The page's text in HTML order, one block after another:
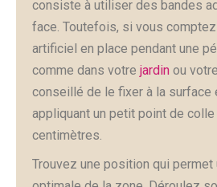
consiste à utiliser des bandes
face. Toutefois, si vous
artificiel en place pendant une
comme dans votre jardin ou votre
conseillé de le fixer à la surface
appliquant un petit point de
centimètres.
Trouvez une position qui